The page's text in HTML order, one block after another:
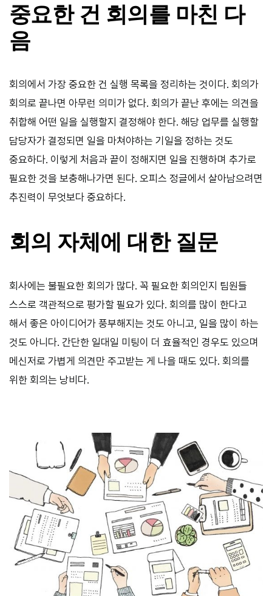
중요한 건 회의를 마친 다
음
회의에서 가장 중요한 건 실행 목록을 정리하는 것이다. 회의가
회의로 끝나면 아무런 의미가 없다. 회의가 끝난 후에는 의견을
취합해 어떤 일을 실행할지 결정해야 한다. 해당 업무를 실행할
담당자가 결정되면 일을 마쳐야하는 기일을 정하는 것도
중요하다. 이렇게 처음과 끝이 정해지면 일을 진행하며 추가로
필요한 것을 보충해나가면 된다. 오피스 정글에서 살아남으려면
추진력이 무엇보다 중요하다.
회의 자체에 대한 질문
회사에는 불필요한 회의가 많다. 꼭 필요한 회의인지 팀원들
스스로 객관적으로 평가할 필요가 있다. 회의를 많이 한다고
해서 좋은 아이디어가 풍부해지는 것도 아니고, 일을 많이 하는
것도 아니다. 간단한 일대일 미팅이 더 효율적인 경우도 있으며
메신저로 가볍게 의견만 주고받는 게 나을 때도 있다. 회의를
위한 회의는 낭비다.